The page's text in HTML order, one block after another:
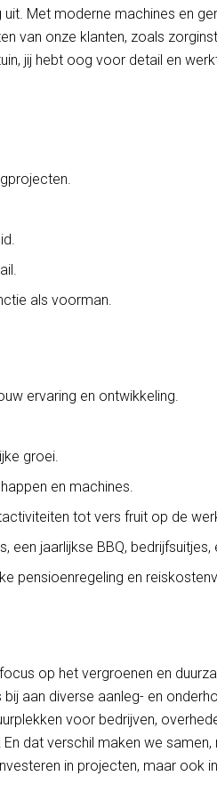
Met moderne machines en
van onze klanten, zoals
jij hebt oog voor detail en
als voorman.
ervaring en ontwikkeling.
groei.
en machines.
tot vers fruit op de
jaarlijkse BBQ, bedrijfsuitjes,
pensioenregeling en
op het vergroenen en
aan diverse aanleg- en
voor bedrijven,
dat verschil maken we
in projecten, maar ook